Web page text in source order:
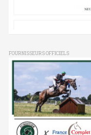
FOURNISSEURS OFFICIELS